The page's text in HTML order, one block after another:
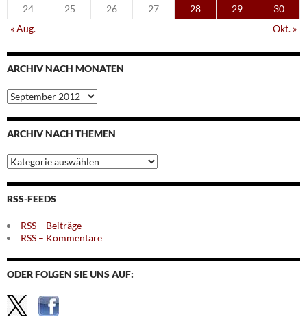
24
25 26 27 28 29
30
« Aug.
Okt. »
ARCHIV NACH MONATEN
Archiv
nach
Monaten
ARCHIV NACH THEMEN
Archiv
nach
Themen
RSS-FEEDS
RSS – Beiträge
RSS – Kommentare
ODER FOLGEN SIE UNS AUF: